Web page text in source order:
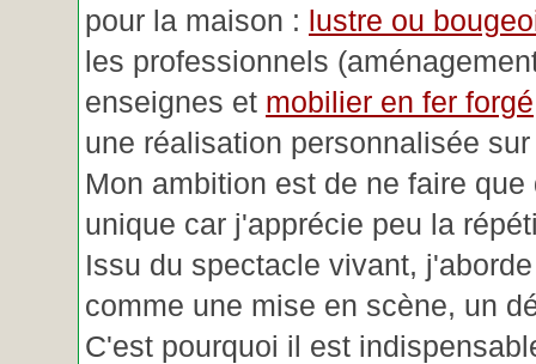
pour la maison : lustre ou
les professionnels
enseignes et mobilier en fer forgé
une réalisation personnalisée
Mon ambition est de ne faire que
unique car j'apprécie peu la
Issu du spectacle vivant,
comme une mise en scène, un
C'est pourquoi il est